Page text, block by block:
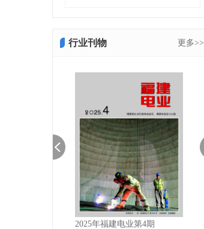
更多>>
行业刊物
2025年福建电业第4期